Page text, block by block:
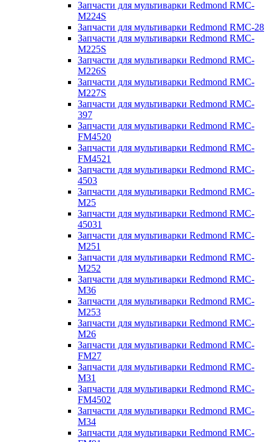
Запчасти для мультиварки Redmond RMC-
M224S
Запчасти для мультиварки Redmond RMC-28
Запчасти для мультиварки Redmond RMC-
M225S
Запчасти для мультиварки Redmond RMC-
M226S
Запчасти для мультиварки Redmond RMC-
M227S
Запчасти для мультиварки Redmond RMC-
397
Запчасти для мультиварки Redmond RMC-
FM4520
Запчасти для мультиварки Redmond RMC-
FM4521
Запчасти для мультиварки Redmond RMC-
4503
Запчасти для мультиварки Redmond RMC-
M25
Запчасти для мультиварки Redmond RMC-
45031
Запчасти для мультиварки Redmond RMC-
M251
Запчасти для мультиварки Redmond RMC-
M252
Запчасти для мультиварки Redmond RMC-
M36
Запчасти для мультиварки Redmond RMC-
M253
Запчасти для мультиварки Redmond RMC-
M26
Запчасти для мультиварки Redmond RMC-
FM27
Запчасти для мультиварки Redmond RMC-
M31
Запчасти для мультиварки Redmond RMC-
FM4502
Запчасти для мультиварки Redmond RMC-
M34
Запчасти для мультиварки Redmond RMC-